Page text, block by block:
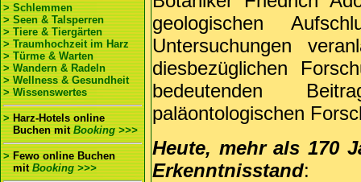
> Schlemmen
> Seen & Talsperren
> Tiere & Tiergärten
> Traumhochzeit im Harz
> Türme & Warten
> Wandern & Radeln
> Wellness & Gesundheit
> Wissenswertes
>Harz-Hotels online
Buchen mit Booking >>>
>Fewo online Buchen
mitBooking >>>
geologischen
Untersuchungen
diesbezüglichen
bedeutenden
paläontologischen
Heute, mehr als 170
Erkenntnisstand: